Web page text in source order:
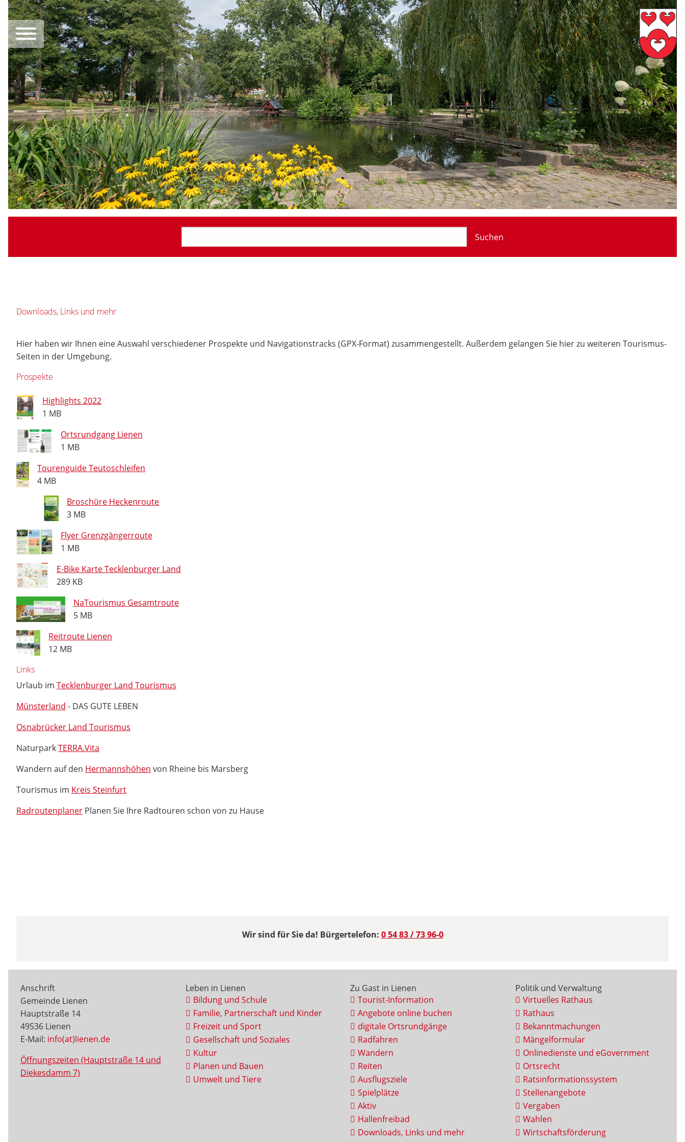
Suchen
Downloads, Links und mehr
Hier haben wir Ihnen eine Auswahl verschiedener Prospekte und Navigationstracks (GPX-Format) zusammengestellt. Außerdem gelangen Sie hier zu weiteren Tourismus-
Seiten in der Umgebung.
Prospekte
Highlights 2022
1 MB
Ortsrundgang Lienen
1 MB
Tourenguide Teutoschleifen
4 MB
Broschüre Heckenroute
3 MB
Flyer Grenzgängerroute
1 MB
E-Bike Karte Tecklenburger Land
289 KB
NaTourismus Gesamtroute
5 MB
Reitroute Lienen
12 MB
Links
Urlaub im Tecklenburger Land Tourismus
Münsterland - DAS GUTE LEBEN
Osnabrücker Land Tourismus
NaturparkTERRA.Vita
Wandern auf den Hermannshöhen von Rheine bis Marsberg
Tourismus im Kreis Steinfurt
Radroutenplaner Planen Sie Ihre Radtouren schon von zu Hause
Wir sind für Sie da! Bürgertelefon: 0 54 83 / 73 96-0
Anschrift
Gemeinde Lienen
Hauptstraße 14
49536 Lienen
E-Mail: info(at)lienen.de
Öffnungszeiten (Hauptstraße 14 und
Diekesdamm 7)
Leben in Lienen
Bildung und Schule
Familie, Partnerschaft und Kinder
Freizeit und Sport
Gesellschaft und Soziales
Kultur
Planen und Bauen
Umwelt und Tiere
Zu Gast in Lienen
Tourist-Information
Angebote online buchen
digitale Ortsrundgänge
Radfahren
Wandern
Reiten
Ausflugsziele
Spielplätze
Aktiv
Hallenfreibad
Downloads, Links und mehr
Politik und Verwaltung
Virtuelles Rathaus
Rathaus
Bekanntmachungen
Mängelformular
Onlinedienste und eGovernment
Ortsrecht
Ratsinformationssystem
Stellenangebote
Vergaben
Wahlen
Wirtschaftsförderung